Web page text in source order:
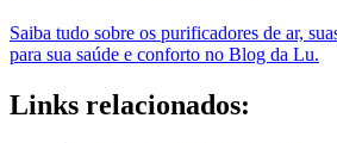
Saiba tudo sobre os purificadores de ar,
para sua saúde e conforto no Blog da Lu.
Links relacionados: